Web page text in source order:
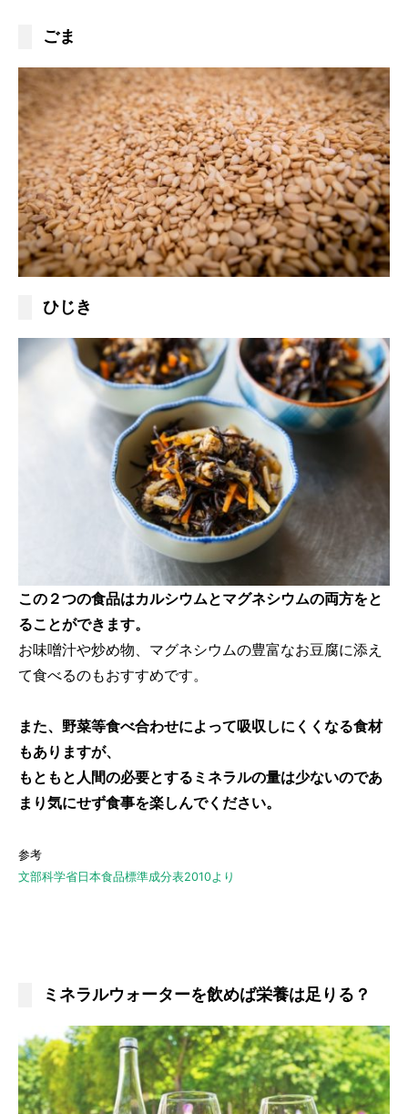
ごま
ひじき
この２つの食品はカルシウムとマグネシウムの両方をと
ることができます。
お味噌汁や炒め物、マグネシウムの豊富なお豆腐に添え
て食べるのもおすすめです。
また、野菜等食べ合わせによって吸収しにくくなる食材
もありますが、
もともと人間の必要とするミネラルの量は少ないのであ
まり気にせず食事を楽しんでください。
参考
文部科学省日本食品標準成分表2010より
ミネラルウォーターを飲めば栄養は足りる？